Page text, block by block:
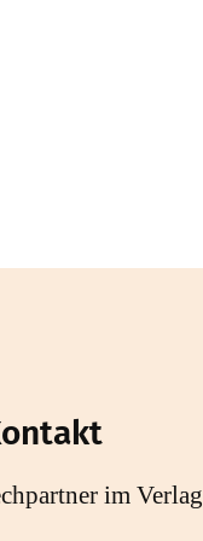
im Verlag